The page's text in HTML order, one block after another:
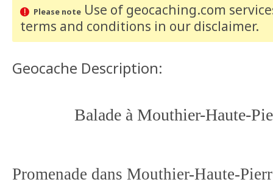
Please noteUse of geocaching.com
terms and conditions in our disclaimer.
Geocache Description:
Balade à Mouthier-Haute-
Promenade dans Mouthier-Haute-